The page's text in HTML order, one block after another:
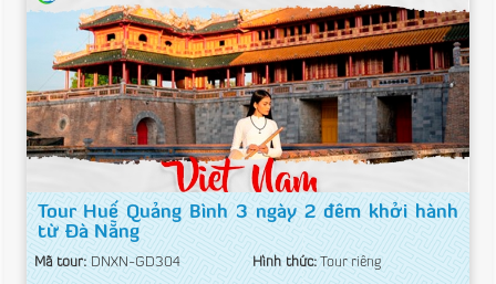
Tour Huế Quảng Bình 3 ngày 2 đêm khởi hành
từ Đà Nẵng
Mã tour: DNXN-GD304 Hình thức:Tour riêng